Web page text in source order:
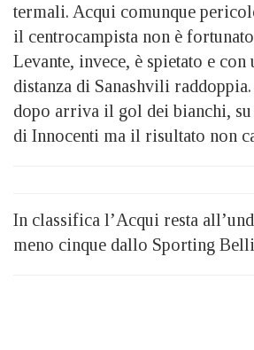
termali. Acqui comunque
il centrocampista non è
Levante, invece, è spietato e con
distanza di Sanashvili
dopo arriva il gol dei bianchi,
di Innocenti ma il risultato non
In classifica l’Acqui resta
meno cinque dallo Sporting